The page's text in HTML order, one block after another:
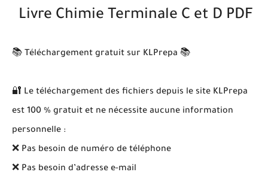
Livre Chimie Terminale C et D PDF
📚 Téléchargement gratuit sur KLPrepa 📚
🔐 Le téléchargement des fichiers depuis le site KLPrepa
est 100 % gratuit et ne nécessite aucune information
personnelle :
❌ Pas besoin de numéro de téléphone
❌ Pas besoin d’adresse e-mail